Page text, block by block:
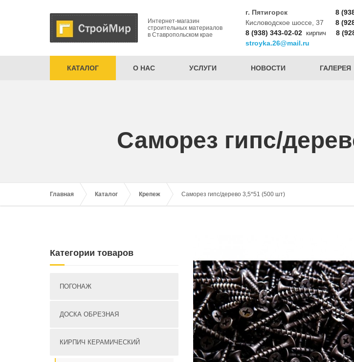
Интернет-магазин
строительных материалов
в Ставропольском крае
г. Пятигорск
Кисловодское шоссе, 37
8
8
8 (938) 343-02-02 кирпич 8
stroyka.26@mail.ru
КАТАЛОГ О НАС УСЛУГИ НОВОСТИ ГАЛЕРЕЯ
Саморез гипс/
Главная Каталог Крепеж Саморез гипс/дерево 3,5*51 (500 шт)
Категории товаров
ПОГОНАЖ
ДОСКА ОБРЕЗНАЯ
КИРПИЧ КЕРАМИЧЕСКИЙ